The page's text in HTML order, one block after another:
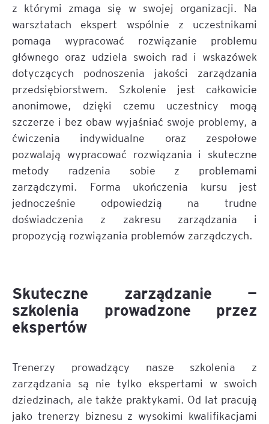
z którymi zmaga się w swojej organizacji. Na
warsztatach ekspert wspólnie z uczestnikami
pomaga wypracować rozwiązanie problemu
głównego oraz udziela swoich rad i wskazówek
dotyczących podnoszenia jakości zarządzania
przedsiębiorstwem. Szkolenie jest całkowicie
anonimowe, dzięki czemu uczestnicy mogą
szczerze i bez obaw wyjaśniać swoje problemy, a
ćwiczenia indywidualne oraz zespołowe
pozwalają wypracować rozwiązania i skuteczne
metody radzenia sobie z problemami
zarządczymi. Forma ukończenia kursu jest
jednocześnie odpowiedzią na trudne
doświadczenia z zakresu zarządzania i
propozycją rozwiązania problemów zarządczych.
Skuteczne zarządzanie —
szkolenia prowadzone przez
ekspertów
Trenerzy prowadzący nasze szkolenia z
zarządzania są nie tylko ekspertami w swoich
dziedzinach, ale także praktykami. Od lat pracują
jako trenerzy biznesu z wysokimi kwalifikacjami